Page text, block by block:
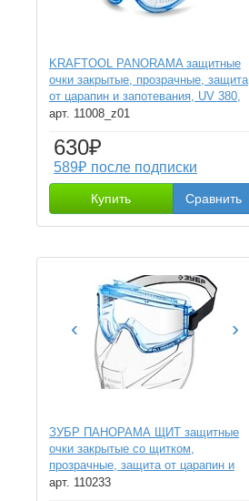
KRAFTOOL PANORAMA защитные
очки закрытые, прозрачные, защита
от царапин и запотевания, UV 380,
оптический класс 1 (11008)
арт. 11008_z01
630₽
589₽ после подписки
Купить Сравнить
‹ ›
ЗУБР ПАНОРАМА ЩИТ защитные
очки закрытые со щитком,
прозрачные, защита от царапин и
запотевания, UV 380, оптический
арт. 110233